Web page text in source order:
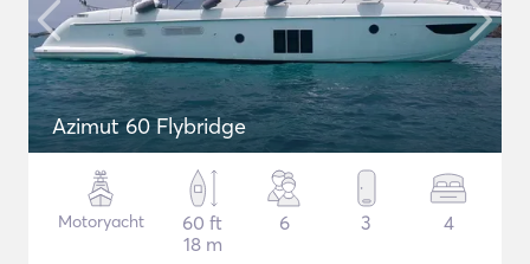
Azimut 60 Flybridge
Motoryacht
60 ft
18 m
6 3 4